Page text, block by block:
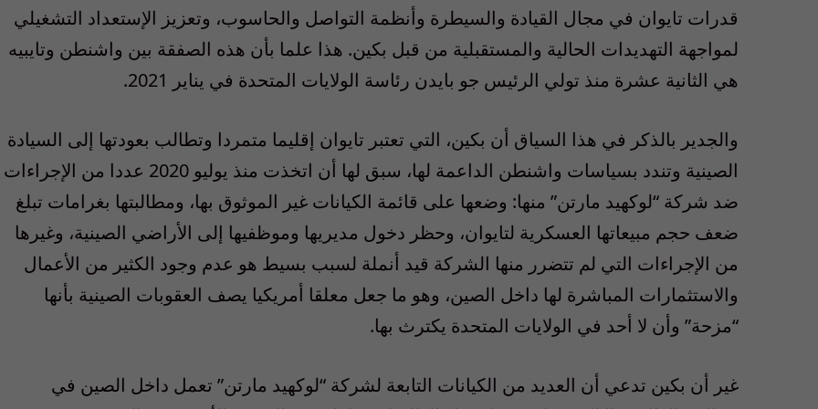
قدرات تايوان في مجال القيادة والسيطرة وأنظمة التواصل والحاسوب، وتعزيز الإستعداد التشغيلي
لمواجهة التهديدات الحالية والمستقبلية من قبل بكين. هذا علما بأن هذه الصفقة بين واشنطن وتايبيه
هي الثانية عشرة منذ تولي الرئيس جو بايدن رئاسة الولايات المتحدة في يناير
والجدير بالذكر في هذا السياق أن بكين، التي تعتبر تايوان إقليما متمردا وتطالب بعودتها إلى السيادة
الصينية وتندد بسياسات واشنطن الداعمة لها، سبق لها أن اتخذت منذ يوليو
عددا من الإجراءات
ضد شركة “لوكهيد مارتن” منها: وضعها على قائمة الكيانات غير الموثوق بها، ومطالبتها بغرامات تبلغ
ضعف حجم مبيعاتها العسكرية لتايوان، وحظر دخول مديريها وموظفيها إلى الأراضي الصينية، وغيرها
من الإجراءات التي لم تتضرر منها الشركة قيد أنملة لسبب بسيط هو عدم وجود الكثير من الأعمال
والاستثمارات المباشرة لها داخل الصين، وهو ما جعل معلقا أمريكيا يصف العقوبات الصينية بأنها
“مزحة” وأن لا أحد في الولايات المتحدة يكترث بها.
غير أن بكين تدعي أن العديد من الكيانات التابعة لشركة “لوكهيد مارتن” تعمل داخل الصين في